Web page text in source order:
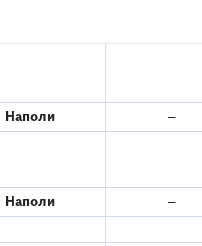
Наполи –
Наполи –